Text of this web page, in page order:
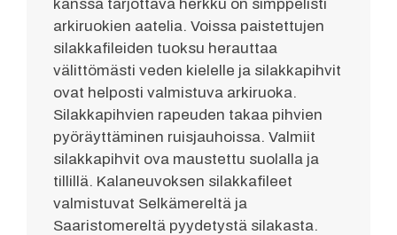
kanssa tarjottava herkku on simppelisti
arkiruokien aatelia. Voissa paistettujen
silakkafileiden tuoksu herauttaa
välittömästi veden kielelle ja silakkapihvit
ovat helposti valmistuva arkiruoka.
Silakkapihvien rapeuden takaa pihvien
pyöräyttäminen ruisjauhoissa. Valmiit
silakkapihvit ova maustettu suolalla ja
tillillä. Kalaneuvoksen silakkafileet
valmistuvat Selkämereltä ja
Saaristomereltä pyydetystä silakasta.